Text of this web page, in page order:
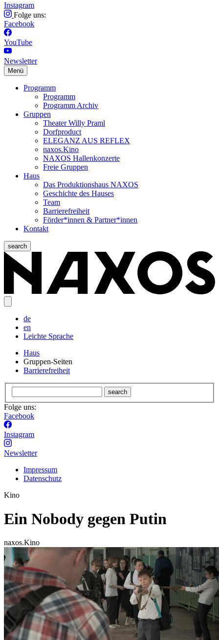
Instagram
Folge uns:
Facebook
YouTube
Newsletter
Menü
Programm
Programm
Programm Archiv
Gruppen
Theater Willy Praml
Dorfproduct
ELEGANZ AUS REFLEX
naxos.Kino
NAXOS Hallenkonzerte
Freie Gruppen
Haus
Das Produktionshaus NAXOS
Geschichte des Hauses
Team
Barrierefreiheit
Förder*innen & Partner*innen
Kontakt
search
de
en
Leichte Sprache
Haus
Gruppen-Seiten
Barrierefreiheit
search
Folge uns:
Facebook
Instagram
Newsletter
Impressum
Datenschutz
Kino
Ein Nobody gegen Putin
naxos.Kino